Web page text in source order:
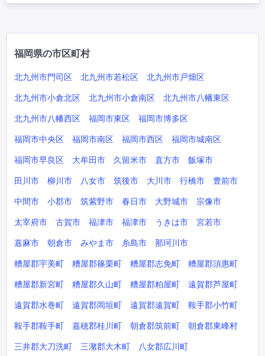
福岡県の市区町村
北九州市門司区 北九州市若松区 北九州市戸畑区
北九州市小倉北区 北九州市小倉南区 北九州市八幡東区
北九州市八幡西区 福岡市東区 福岡市博多区
福岡市中央区 福岡市南区 福岡市西区 福岡市城南区
福岡市早良区 大牟田市 久留米市 直方市 飯塚市
田川市 柳川市 八女市 筑後市 大川市 行橋市 豊前市
中間市 小郡市 筑紫野市 春日市 大野城市 宗像市
太宰府市 古賀市 福津市 福津市 うきは市 宮若市
嘉麻市 朝倉市 みやま市 糸島市 那珂川市
糟屋郡宇美町 糟屋郡篠栗町 糟屋郡志免町 糟屋郡須惠町
糟屋郡新宮町 糟屋郡久山町 糟屋郡粕屋町 遠賀郡芦屋町
遠賀郡水巻町 遠賀郡岡垣町 遠賀郡遠賀町 鞍手郡小竹町
鞍手郡鞍手町 嘉穂郡桂川町 朝倉郡筑前町 朝倉郡東峰村
三井郡大刀洗町 三潴郡大木町 八女郡広川町